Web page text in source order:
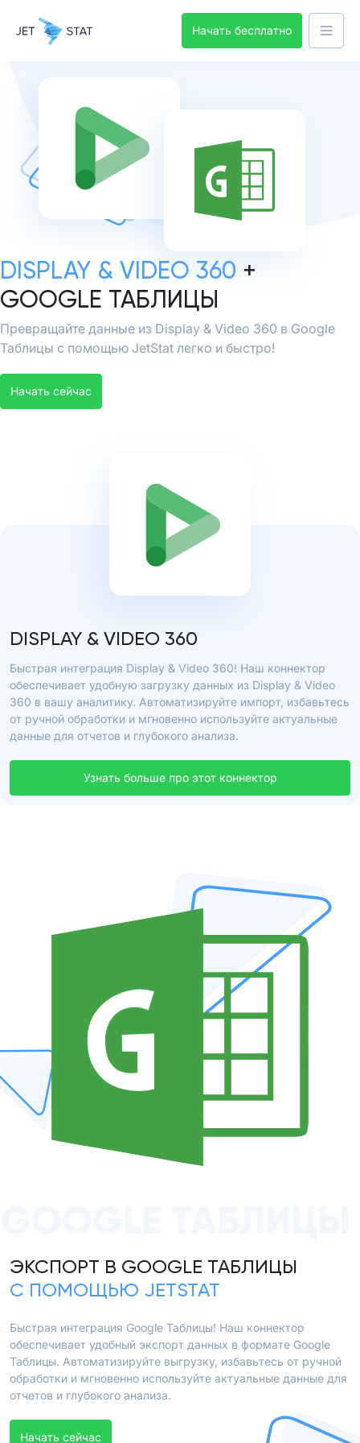
Начать бесплатно
DISPLAY & VIDEO 360 +
GOOGLE ТАБЛИЦЫ
Превращайте данные из Display & Video 360 в Google
Таблицы с помощью JetStat легко и быстро!
Начать сейчас
DISPLAY & VIDEO 360
Быстрая интеграция Display & Video 360! Наш коннектор
обеспечивает удобную загрузку данных из Display & Video
360 в вашу аналитику. Автоматизируйте импорт, избавьтесь
от ручной обработки и мгновенно используйте актуальные
данные для отчетов и глубокого анализа.
Узнать больше про этот коннектор
ЭКСПОРТ В GOOGLE ТАБЛИЦЫ
С ПОМОЩЬЮ JETSTAT
Быстрая интеграция Google Таблицы! Наш коннектор
обеспечивает удобный экспорт данных в формате Google
Таблицы. Автоматизируйте выгрузку, избавьтесь от ручной
обработки и мгновенно используйте актуальные данные для
отчетов и глубокого анализа.
Начать сейчас